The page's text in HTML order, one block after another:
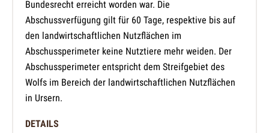
Bundesrecht erreicht worden war. Die
Abschussverfügung gilt für 60 Tage, respektive bis auf
den landwirtschaftlichen Nutzflächen im
Abschussperimeter keine Nutztiere mehr weiden. Der
Abschussperimeter entspricht dem Streifgebiet des
Wolfs im Bereich der landwirtschaftlichen Nutzflächen
in Ursern.
DETAILS